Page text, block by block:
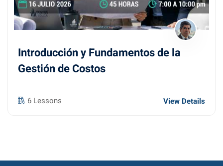
Introducción y Fundamentos de la
Gestión de Costos
6 Lessons View Details